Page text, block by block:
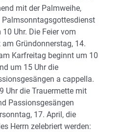
mit der Palmweihe,
Uhr. Die Feier vom
Gründonnerstag, 14.
Karfreitag beginnt um 10
um 15 Uhr die
a cappella.
Uhr die Trauermette mit
Passionsgesängen
17. April, die
Herrn zelebriert werden: